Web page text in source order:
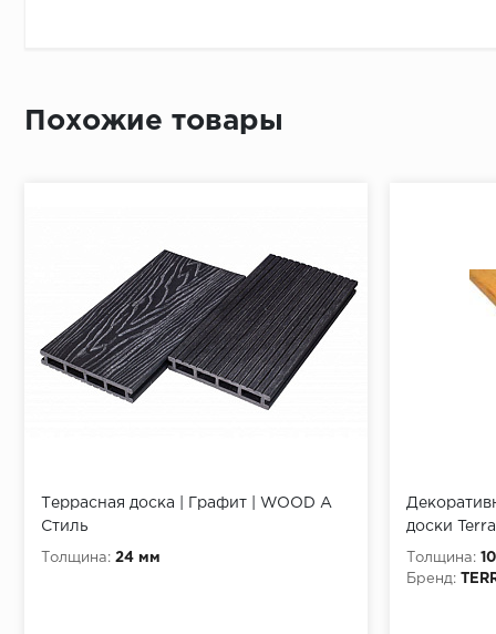
(в зависимости от погодных условий),
древисины. Чистка и уход: Террасная доска не
от мусора и листьев. Для
соприкосновения террасной доски с горячими
службыприобретеннойВамитеррасной доски
гравия, минеральногобетона, дробленого камня,
отвод воды путем организации уклона
смиразровнятьее,делая уклон в продольном
размеромок.40x40x5см.См. Рис2-4.Бетонное
Похожие товары
Террасная доска | Графит | WOOD А
Стиль
Толщина: 24 мм
доски
Толщина:
Бренд: